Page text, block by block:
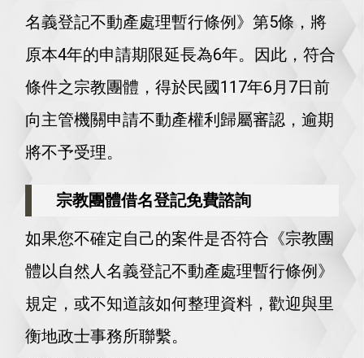
名義登記不動產處理暫行條例》第5條，將
原本4年的申請期限延長為6年。因此，符合
條件之宗教團體，得於民國117年6月7日前
向主管機關申請不動產權利歸屬審認，逾期
將不予受理。
宗教團體借名登記免費諮詢
如果您不確定自己的案件是否符合《宗教團
體以自然人名義登記不動產處理暫行條例》
規定，或不知道該如何整理資料，歡迎與里
衡地政士事務所聯繫。